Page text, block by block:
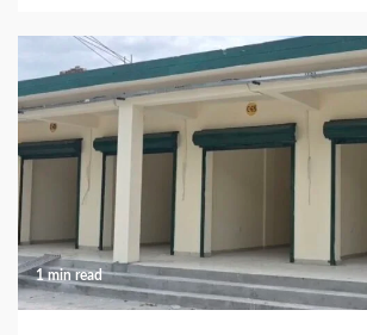
1 min read